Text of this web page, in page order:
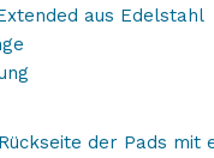
aus Edelstahl
der Pads